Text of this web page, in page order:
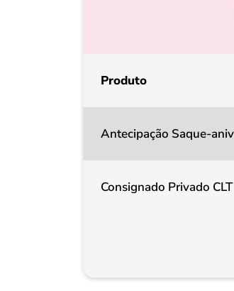
Produto
Antecipação Saque-
Consignado Privado CLT